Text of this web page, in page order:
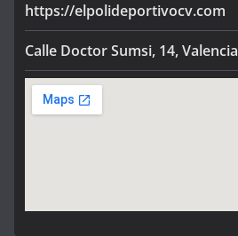
https://elpolideportivocv.com
Calle Doctor Sumsi, 14, Valencia